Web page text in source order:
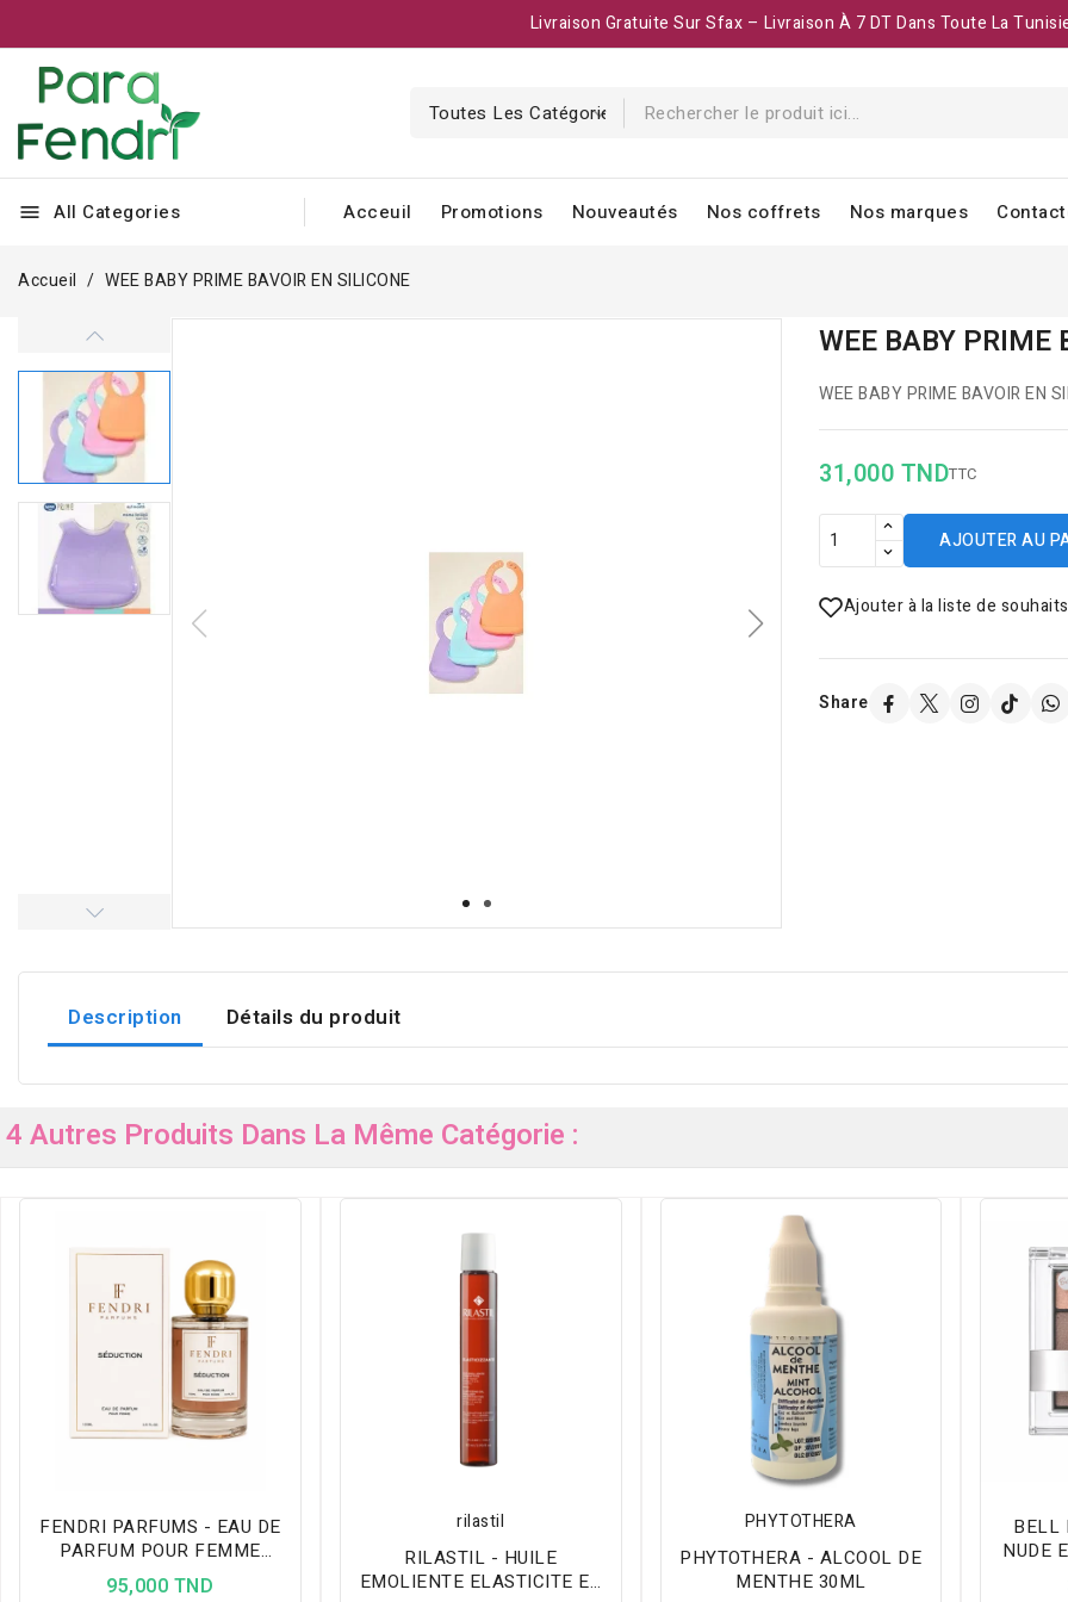
Livraison Gratuite Sur Sfax – Livraison À 7 DT Dans Toute La
menu All Categories Acceuil Promotions Nouveautés Nos coffrets Nos marques
Accueil WEE BABY PRIME BAVOIR EN SILICONE
WEE BABY PRIME
WEE BABY PRIME BAVOIR EN
31,000 TNDTTC
AJOUTER AU
Ajouter à la liste de souhaits
Share
Description Détails du produit
4 Autres Produits Dans La Même Catégorie :
FENDRI PARFUMS - EAU DE
PARFUM POUR FEMME
SÉDUCTION 100 ML
95,000 TND
rilastil
RILASTIL - HUILE
EMOLIENTE ELASTICITE ET
PHYTOTHERA
PHYTOTHERA - ALCOOL DE
MENTHE 30ML
BELL
NUDE